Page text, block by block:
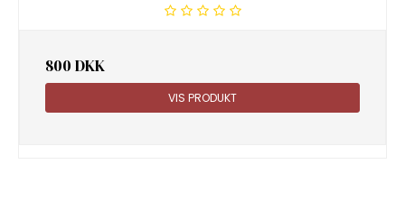
800 DKK
VIS PRODUKT